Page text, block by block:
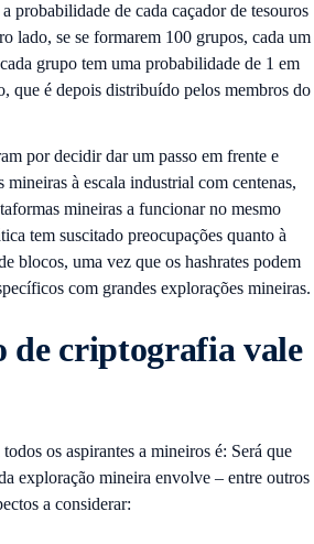
probabilidade de cada caçador de tesouros
lado, se se formarem 100 grupos, cada um
grupo tem uma probabilidade de 1 em
que é depois distribuído pelos membros do
por decidir dar um passo em frente e
mineiras à escala industrial com centenas,
mineiras a funcionar no mesmo
tem suscitado preocupações quanto à
blocos, uma vez que os hashrates podem
com grandes explorações mineiras.
de criptografia vale
os aspirantes a mineiros é: Será que
exploração mineira envolve – entre outros
a considerar: